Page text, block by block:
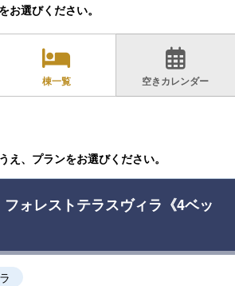
お選びください。
棟一覧 空きカレンダー
え、プランをお選びください。
フォレストテラスヴィラ《4ベッ